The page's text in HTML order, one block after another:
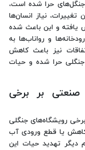
حرا شده است،
نیاز انسان‌ها
یافته و این باعث شده
و رواناب‌ها به
نیز باعث کاهش
حرا شده و حیات
صنعتی بر برخی
برخی رویشگاه‌های جنگلی
یا قطع ورودی آب
دیگر تهدید حیات این